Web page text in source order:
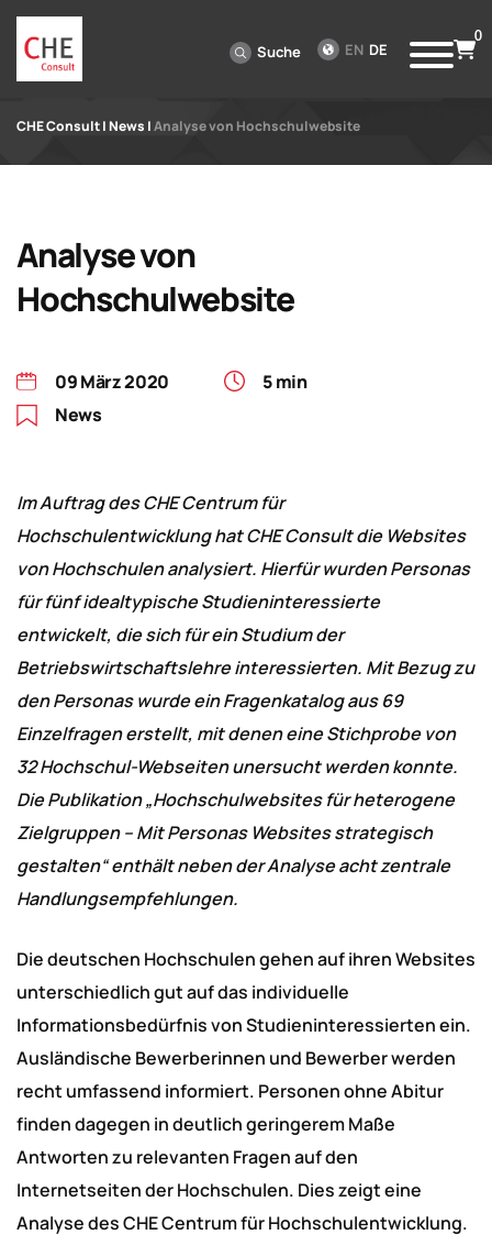
Suche EN DE
0
CHE Consult|News |Analyse von Hochschulwebsite
Analyse von
Hochschulwebsite
09 März 2020
5 min
News
Im Auftrag des CHE Centrum für
Hochschulentwicklung hat CHE Consult die Websites
von Hochschulen analysiert. Hierfür wurden Personas
für fünf idealtypische Studieninteressierte
entwickelt, die sich für ein Studium der
Betriebswirtschaftslehre interessierten. Mit Bezug zu
den Personas wurde ein Fragenkatalog aus 69
Einzelfragen erstellt, mit denen eine Stichprobe von
32 Hochschul-Webseiten unersucht werden konnte.
Die Publikation „Hochschulwebsites für heterogene
Zielgruppen – Mit Personas Websites strategisch
gestalten“ enthält neben der Analyse acht zentrale
Handlungsempfehlungen.
Die deutschen Hochschulen gehen auf ihren Websites
unterschiedlich gut auf das individuelle
Informationsbedürfnis von Studieninteressierten ein.
Ausländische Bewerberinnen und Bewerber werden
recht umfassend informiert. Personen ohne Abitur
finden dagegen in deutlich geringerem Maße
Antworten zu relevanten Fragen auf den
Internetseiten der Hochschulen. Dies zeigt eine
Analyse des CHE Centrum für Hochschulentwicklung.